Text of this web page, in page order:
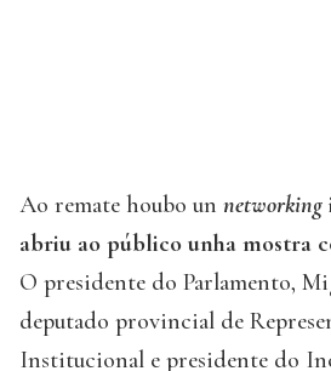
Ao remate houbo un networking
abriu ao público unha mostra
O presidente do Parlamento,
deputado provincial de
Institucional e presidente do